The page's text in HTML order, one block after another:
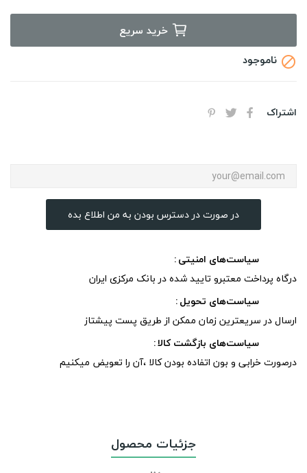
خرید سریع
 ناموجود
اشتراک
در صورت در دسترس بودن به من اطلاع بده
سیاست‌های امنیتی
درگاه پرداخت معتبرو تایید شده در بانک مرکزی ایران
سیاست‌های تحویل
ارسال در سریعترین زمان ممکن از طریق پست پیشتاز
سیاست‌های بازگشت کالا
درصورت خرابی و بون اتفاده بودن کالا ،آن را تعویض میکنیم
جزئیات محصول